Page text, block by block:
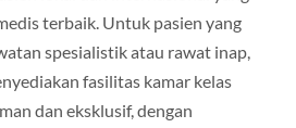
terbaik. Untuk pasien yang
spesialistik atau rawat inap,
fasilitas kamar kelas
dan eksklusif, dengan